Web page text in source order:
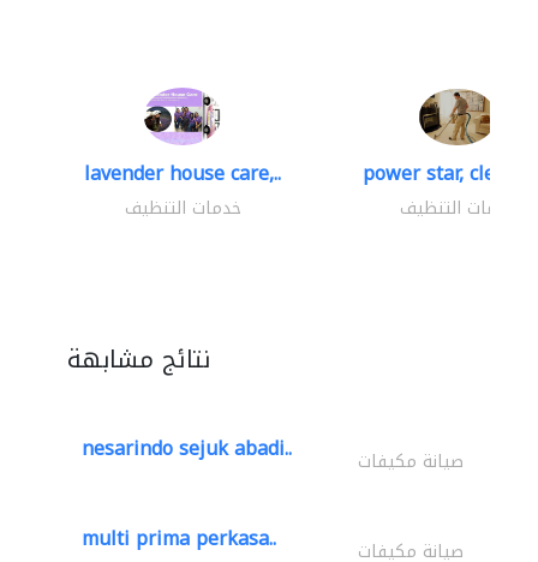
lavender house care,..
خدمات التنظيف
power star,
خدمات التنظيف
نتائج مشابهة
nesarindo sejuk abadi.. صيانة مكيفات
multi prima perkasa.. صيانة مكيفات